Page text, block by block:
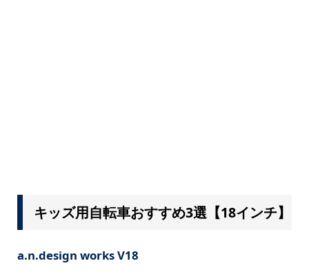
キッズ用自転車おすすめ3選【18インチ】
a.n.design works V18